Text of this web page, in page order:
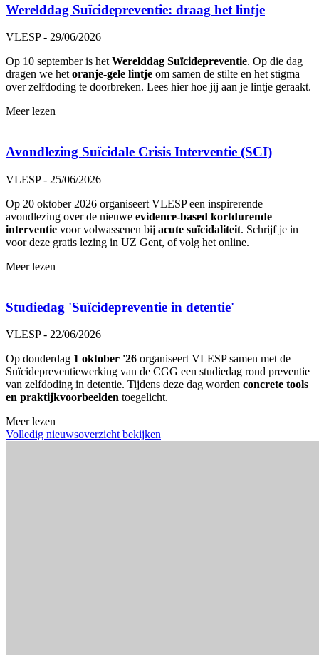
Werelddag Suïcidepreventie: draag het lintje
VLESP - 29/06/2026
Op 10 september is hetWerelddag Suïcidepreventie. Op die dag
dragen we hetoranje-gele lintje om samen de stilte en het stigma
over zelfdoding te doorbreken. Lees hier hoe jij aan je lintje geraakt.
Meer lezen
Avondlezing Suïcidale Crisis Interventie (SCI)
VLESP - 25/06/2026
Op 20 oktober 2026 organiseert VLESP een inspirerende
avondlezing over de nieuwe evidence-based kortdurende
interventie voor volwassenen bij acute suïcidaliteit. Schrijf je in
voor deze gratis lezing in UZ Gent, of volg het online.
Meer lezen
Studiedag 'Suïcidepreventie in detentie'
VLESP - 22/06/2026
Op donderdag 1 oktober '26 organiseert VLESP samen met de
Suïcidepreventiewerking van de CGG een studiedag rond preventie
van zelfdoding in detentie. Tijdens deze dag worden concrete tools
en praktijkvoorbeelden toegelicht.
Meer lezen
Volledig nieuwsoverzicht bekijken